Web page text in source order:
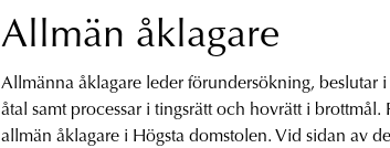
Allmän åklagare
Allmänna åklagare leder förundersökning, beslutar
åtal samt processar i tingsrätt och hovrätt i brottmål.
allmän åklagare i Högsta domstolen. Vid sidan av